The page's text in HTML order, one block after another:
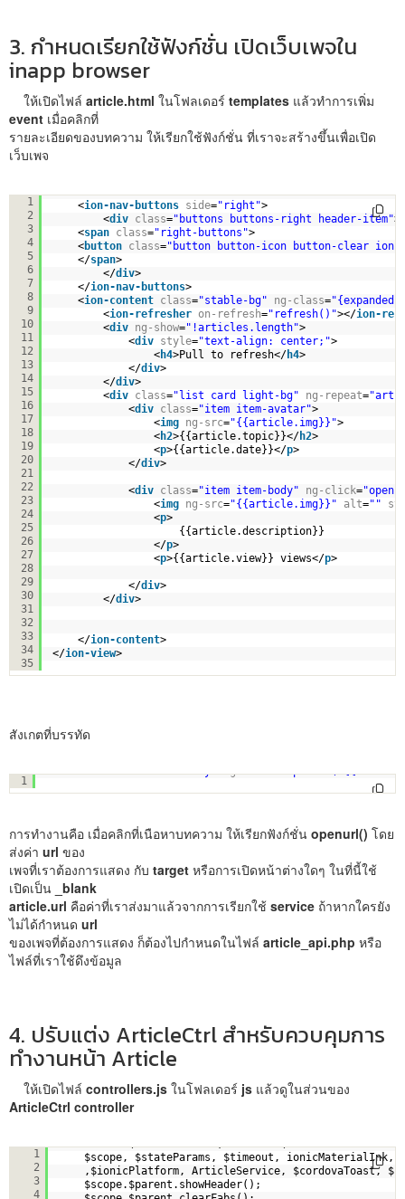
3. กำหนดเรียกใช้ฟังก์ชั่น เปิดเว็บเพจใน
inapp browser
ให้เปิดไฟล์ article.html ในโฟลเดอร์ templates แล้วทำการเพิ่ม
event เมื่อคลิกที่
รายละเอียดของบทความ ให้เรียกใช้ฟังก์ชั่น ที่เราจะสร้างขึ้นเพื่อเปิด
เว็บเพจ
1
2
3
4
5
6
7
8
9
10
11
12
13
14
15
16
17
18
19
20
21
22
23
24
25
26
27
28
29
30
31
32
33
34
35
<ion-nav-buttons side="right">
<div class="buttons buttons-right header-item">
<span class="right-buttons">
<button class="button button-icon button-clear ion-
</span>
</div>
</ion-nav-buttons>
<ion-content class="stable-bg" ng-class=
<ion-refresher on-refresh="refresh()"></ion-
<div ng-show="!articles.length">
<div style="text-align: center;">
<h4>Pull to refresh</h4>
</div>
</div>
<div class="list card light-bg" ng-repeat=
<div class="item item-avatar">
<img ng-src="{{article.img}}">
<h2>{{article.topic}}</h2>
<p>{{article.date}}</p>
</div>
<div class="item item-body" ng-click=
<img ng-src="{{article.img}}" alt=""
<p>
{{article.description}}
</p>
<p>{{article.view}} views</p>
</div>
</div>
</ion-content>
</ion-view>
สังเกตที่บรรทัด
1
การทำงานคือ เมื่อคลิกที่เนือหาบทความ ให้เรียกฟังก์ชั่น openurl() โดย
ส่งค่า url ของ
เพจที่เราต้องการแสดง กับ target หรือการเปิดหน้าต่างใดๆ ในที่นี้ใช้
เปิดเป็น _blank
article.url คือค่าที่เราส่งมาแล้วจากการเรียกใช้ service ถ้าหากใครยัง
ไม่ได้กำหนด url
ของเพจที่ต้องการแสดง ก็ต้องไปกำหนดในไฟล์ article_api.php หรือ
ไฟล์ที่เราใช้ดึงข้อมูล
4. ปรับแต่ง ArticleCtrl สำหรับควบคุมการ
ทำงานหน้า Article
ให้เปิดไฟล์ controllers.js ในโฟลเดอร์ js แล้วดูในส่วนของ
ArticleCtrl controller
1
2
3
4
$scope, $stateParams, $timeout, ionicMaterialInk,
,$ionicPlatform, ArticleService, $cordovaToast,
$scope.$parent.showHeader();